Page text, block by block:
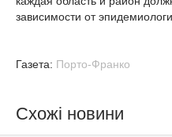
зависимости от
Газета: Порто-Франко
Схожі новини